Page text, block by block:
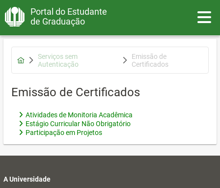
Portal do Estudante
de Graduação
Serviços sem
Autenticação
Emissão de
Certificados
Emissão de Certificados
Atividades de Monitoria Acadêmica
Estágio Curricular Não Obrigatório
Participação em Projetos
A Universidade